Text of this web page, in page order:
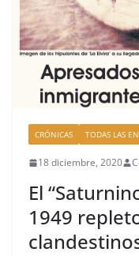
CRÓNICAS TODAS LAS
18 diciembre, 2020
El
1949